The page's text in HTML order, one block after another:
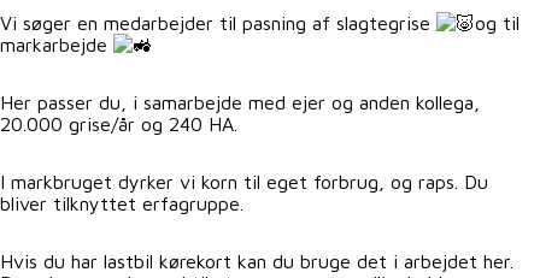
Vi søger en medarbejder til pasning af slagtegrise
og til
markarbejde
Her passer du, i samarbejde med ejer og anden kollega,
20.000 grise/år og 240 HA.
I markbruget dyrker vi korn til eget forbrug, og raps. Du
bliver tilknyttet erfagruppe.
Hvis du har lastbil kørekort kan du bruge det i arbejdet her.